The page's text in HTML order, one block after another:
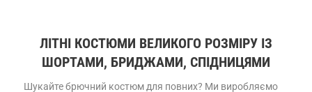
ЛІТНІ КОСТЮМИ ВЕЛИКОГО РОЗМІРУ ІЗ
ШОРТАМИ, БРИДЖАМИ, СПІДНИЦЯМИ
Шукайте брючний костюм для повних? Ми виробляємо